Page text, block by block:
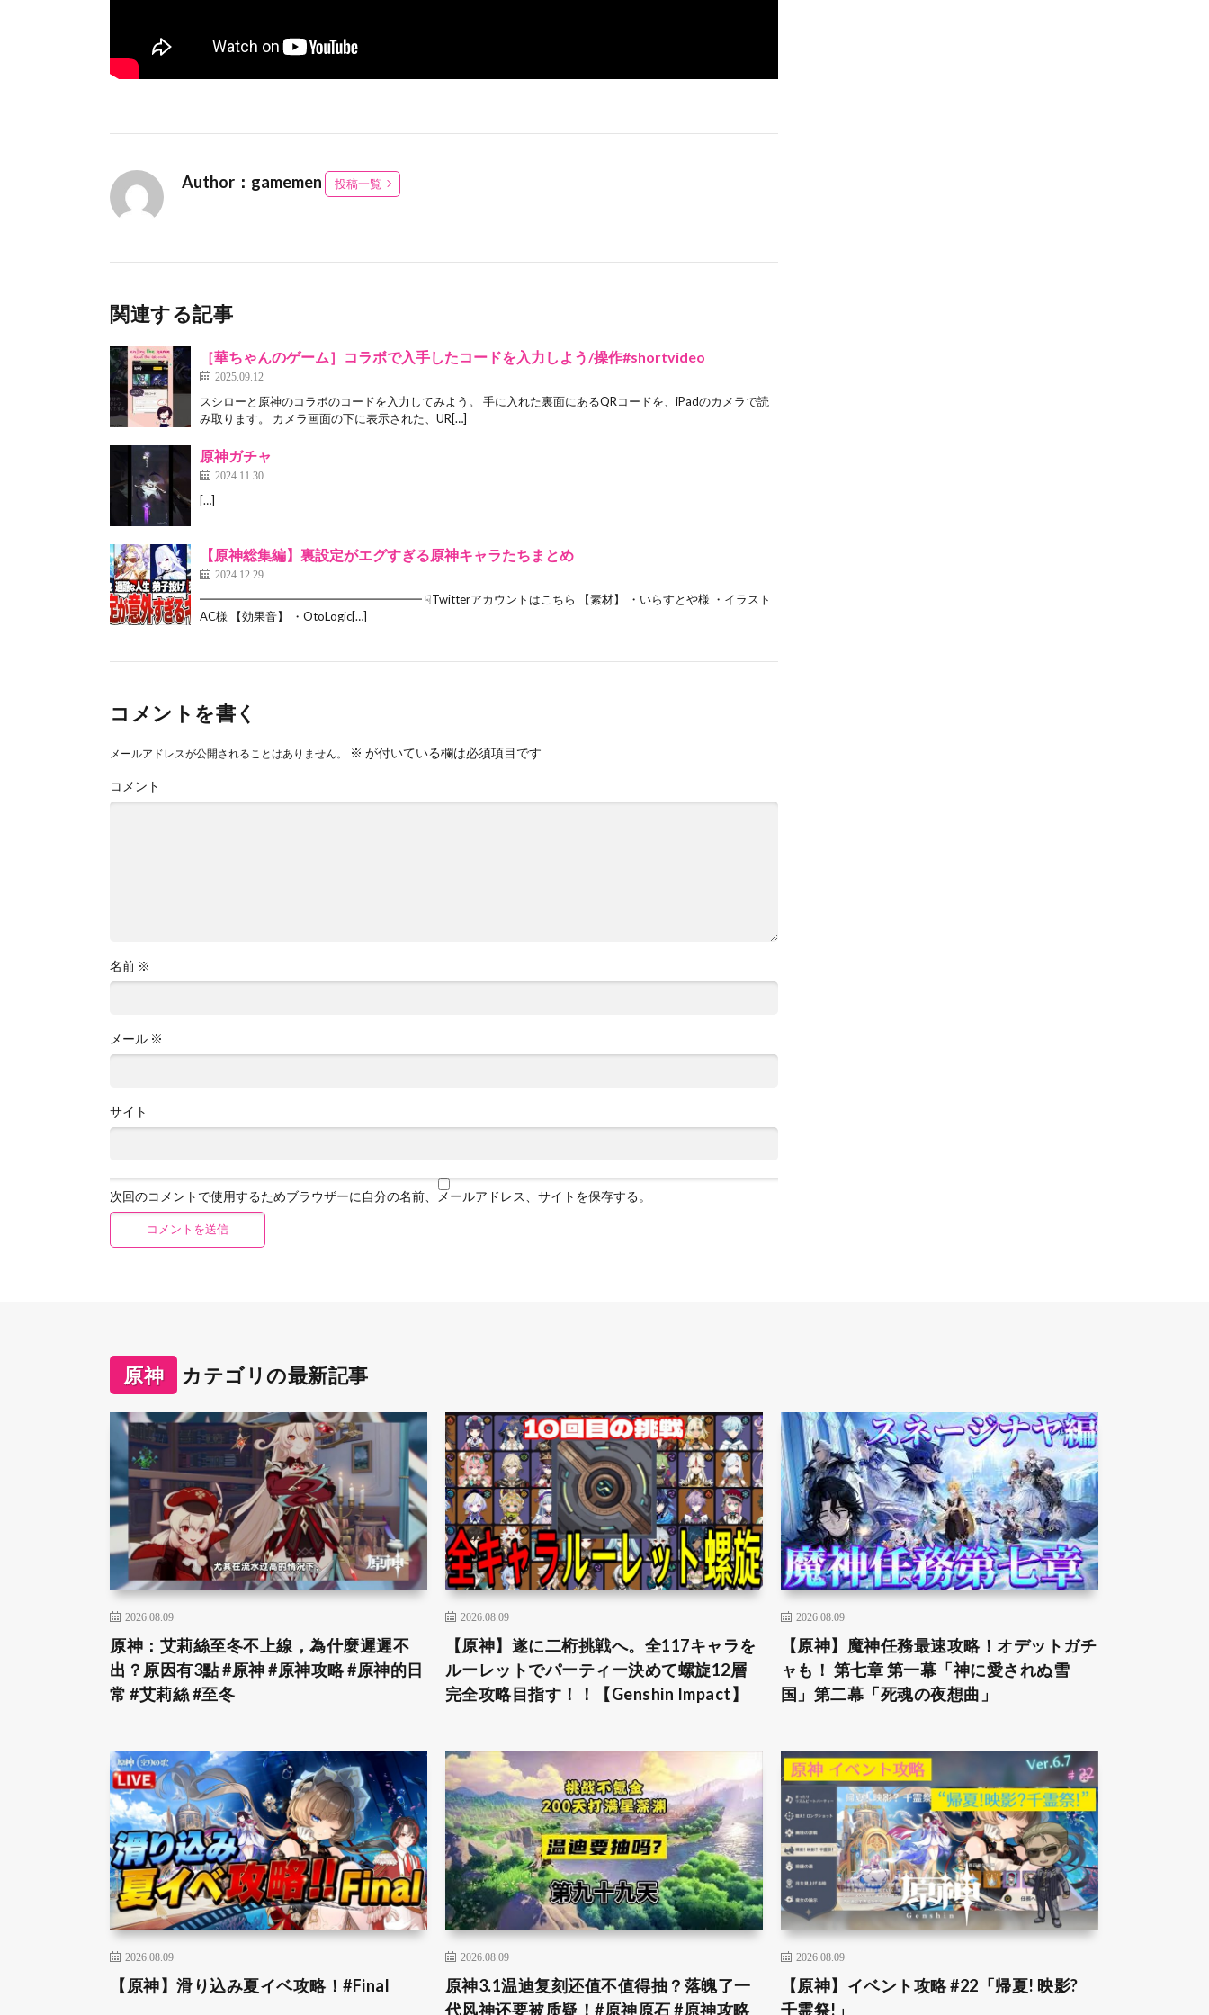
Author：gamemen 投稿一覧
関連する記事
［華ちゃんのゲーム］コラボで入手したコードを入力しよう/操作#shortvideo
2025.09.12
スシローと原神のコラボのコードを入力してみよう。 手に入れた裏面にあるQRコードを、iPadのカメラで読
み取ります。 カメラ画面の下に表示された、UR[…]
原神ガチャ
2024.11.30
[…]
【原神総集編】裏設定がエグすぎる原神キャラたちまとめ
2024.12.29
━━━━━━━━━━━━━━━━━━━ ☟Twitterアカウントはこちら 【素材】 ・いらすとや様 ・イラスト
AC様 【効果音】 ・OtoLogic[…]
コメントを書く
メールアドレスが公開されることはありません。 ※ が付いている欄は必須項目です
コメント
名前 ※
メール ※
サイト
次回のコメントで使用するためブラウザーに自分の名前、メールアドレス、サイトを保存する。
原神 カテゴリの最新記事
2026.08.09
原神：艾莉絲至冬不上線，為什麼遲遲不
出？原因有3點 #原神 #原神攻略 #原神的日
常 #艾莉絲 #至冬
2026.08.09
【原神】遂に二桁挑戦へ。全117キャラを
ルーレットでパーティー決めて螺旋12層
完全攻略目指す！！【Genshin Impact】
2026.08.09
【原神】魔神任務最速攻略！オデットガチ
ャも！ 第七章 第一幕「神に愛されぬ雪
国」第二幕「死魂の夜想曲」
2026.08.09
【原神】滑り込み夏イベ攻略！#Final
2026.08.09
原神3.1温迪复刻还值不值得抽？落魄了一
代风神还要被质疑！#原神原石 #原神攻略
2026.08.09
【原神】イベント攻略 #22「帰夏! 映影?
千霊祭!」